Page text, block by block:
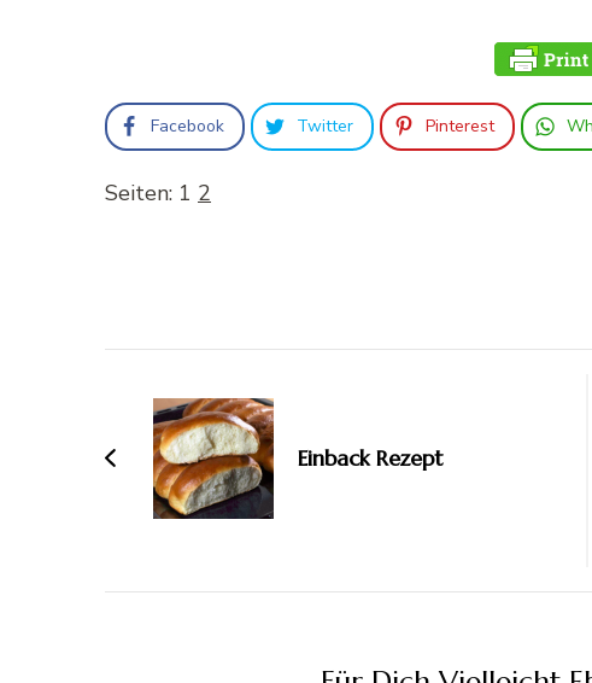
Facebook Twitter Pinterest
Seiten: 1 2
Einback Rezept